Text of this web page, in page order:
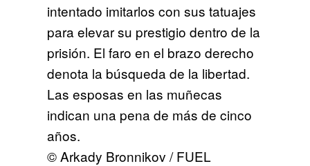
intentado imitarlos con sus tatuajes
para elevar su prestigio dentro de la
prisión. El faro en el brazo derecho
denota la búsqueda de la libertad.
Las esposas en las muñecas
indican una pena de más de cinco
años.
© Arkady Bronnikov / FUEL